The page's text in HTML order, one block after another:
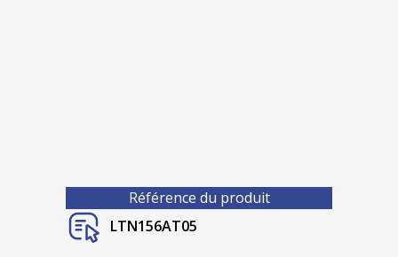
Référence du produit
LTN156AT05